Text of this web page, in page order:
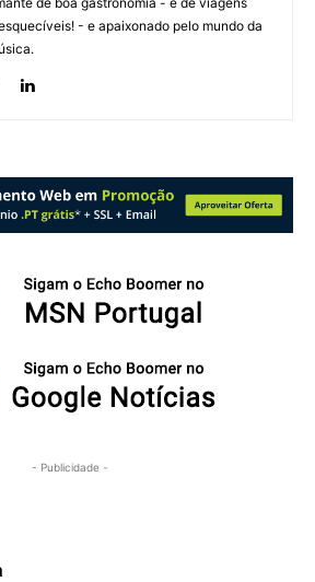
- e apaixonado pelo mundo da
- Publicidade -